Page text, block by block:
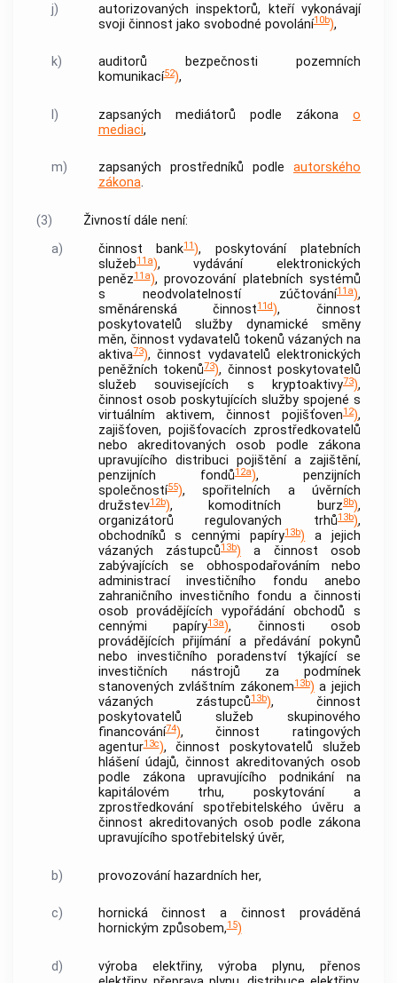
j)
autorizovaných inspektorů, kteří vykonávají
svoji činnost jako svobodné povolání10b),
k)
auditorů bezpečnosti pozemních
komunikací52),
l) zapsaných mediátorů podle zákonao
mediaci,
m) zapsaných prostředníků podle autorského
zákona.
(3) Živnostídále není:
a)
činnost bank11), poskytování platebních
služeb11a), vydávání elektronických
peněz11a), provozování platebních systémů
s neodvolatelností zúčtování11a),
směnárenská činnost11d), činnost
poskytovatelů služby dynamické směny
měn, činnost vydavatelů tokenů vázaných na
aktiva73), činnost vydavatelů elektronických
peněžních tokenů73), činnost poskytovatelů
služeb souvisejících s kryptoaktivy73),
činnost osob poskytujících služby spojené s
virtuálním aktivem, činnost pojišťoven12),
zajišťoven, pojišťovacích zprostředkovatelů
nebo akreditovaných osob podle zákona
upravujícího distribuci pojištění a zajištění,
penzijních fondů12a), penzijních
společností55), spořitelních a úvěrních
družstev12b), komoditních burz8b),
organizátorů regulovaných trhů13b),
obchodníků s cennými papíry13b) a jejich
vázaných zástupců13b) a činnost osob
zabývajících se obhospodařováním nebo
administrací investičního fondu anebo
zahraničního investičního fondu a činnosti
osob provádějících vypořádání obchodů s
cennými papíry13a), činnosti osob
provádějících přijímání a předávání pokynů
nebo investičního poradenství týkající se
investičních nástrojů za podmínek
stanovených zvláštním zákonem13b) a jejich
vázaných zástupců13b), činnost
poskytovatelů služeb skupinového
financování74), činnost ratingových
agentur13c), činnost poskytovatelů služeb
hlášení údajů, činnost akreditovaných osob
podle zákona upravujícího podnikání na
kapitálovém trhu, poskytování a
zprostředkování spotřebitelského úvěru a
činnost akreditovaných osob podle zákona
upravujícího spotřebitelský úvěr,
b) provozování hazardních her,
c)
hornická činnost a činnost prováděná
hornickým způsobem,15)
d)
výroba elektřiny, výroba plynu, přenos